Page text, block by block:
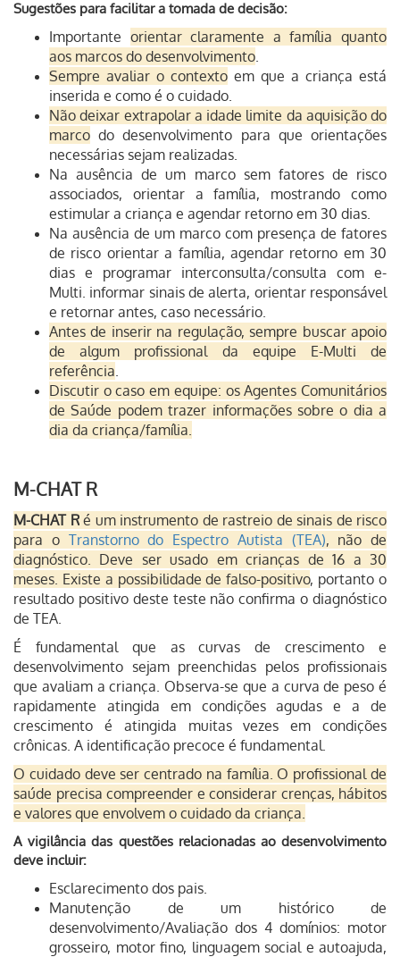
Sugestões para facilitar a tomada de decisão:
Importante orientar claramente a família quanto
aos marcos do desenvolvimento.
Sempre avaliar o contexto em que a criança está
inserida e como é o cuidado.
Não deixar extrapolar a idade limite da aquisição do
marco do desenvolvimento para que orientações
necessárias sejam realizadas.
Na ausência de um marco sem fatores de risco
associados, orientar a família, mostrando como
estimular a criança e agendar retorno em 30 dias.
Na ausência de um marco com presença de fatores
de risco orientar a família, agendar retorno em 30
dias e programar interconsulta/consulta com e-
Multi. informar sinais de alerta, orientar responsável
e retornar antes, caso necessário.
Antes de inserir na regulação, sempre buscar apoio
de algum profissional da equipe E-Multi de
referência.
Discutir o caso em equipe: os Agentes Comunitários
de Saúde podem trazer informações sobre o dia a
dia da criança/família.
M-CHAT R
M-CHAT Ré um instrumento de rastreio de sinais de risco
para o Transtorno do Espectro Autista (TEA), não de
diagnóstico. Deve ser usado em crianças de 16 a 30
meses. Existe a possibilidade de falso-positivo, portanto o
resultado positivo deste teste não confirma o diagnóstico
de TEA.
É fundamental que as curvas de crescimento e
desenvolvimento sejam preenchidas pelos profissionais
que avaliam a criança. Observa-se que a curva de peso é
rapidamente atingida em condições agudas e a de
crescimento é atingida muitas vezes em condições
crônicas. A identificação precoce é fundamental.
O cuidado deve ser centrado na família. O profissional de
saúde precisa compreender e considerar crenças, hábitos
e valores que envolvem o cuidado da criança.
A vigilância das questões relacionadas ao desenvolvimento
deve incluir:
Esclarecimento dos pais.
Manutenção de um histórico de
desenvolvimento/Avaliação dos 4 domínios: motor
grosseiro, motor fino, linguagem social e autoajuda,